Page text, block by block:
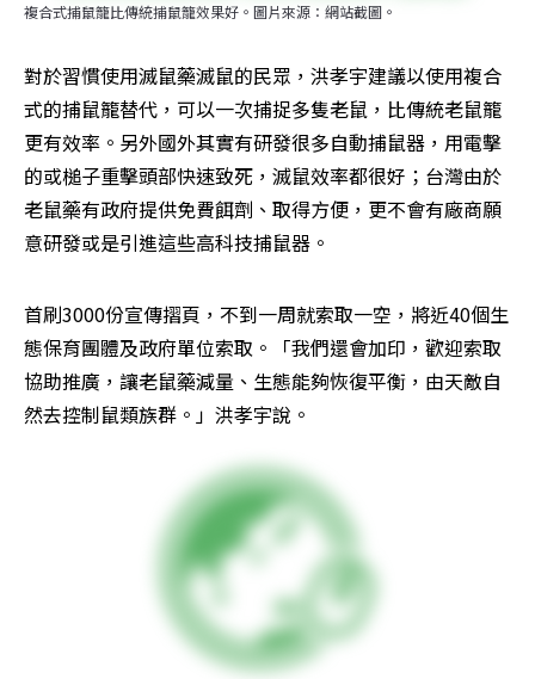
複合式捕鼠籠比傳統捕鼠籠效果好。圖片來源：網站截圖。
對於習慣使用滅鼠藥滅鼠的民眾，洪孝宇建議以使用複合
式的捕鼠籠替代，可以一次捕捉多隻老鼠，比傳統老鼠籠
更有效率。另外國外其實有研發很多自動捕鼠器，用電擊
的或槌子重擊頭部快速致死，滅鼠效率都很好；台灣由於
老鼠藥有政府提供免費餌劑、取得方便，更不會有廠商願
意研發或是引進這些高科技捕鼠器。
首刷3000份宣傳摺頁，不到一周就索取一空，將近40個生
態保育團體及政府單位索取。「我們還會加印，歡迎索取
協助推廣，讓老鼠藥減量、生態能夠恢復平衡，由天敵自
然去控制鼠類族群。」洪孝宇說。